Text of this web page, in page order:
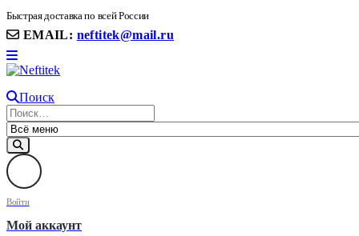
Быстрая доставка по всей России
EMAIL: neftitek@mail.ru
Поиск
Войти
Мой аккаунт
8(906) 399 11 22 | 8(905)367-58-58